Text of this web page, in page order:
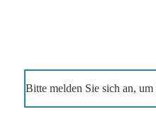
Bitte melden Sie sich an, um